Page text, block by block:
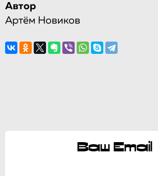
Автор
Артём Новиков
Ваш Email